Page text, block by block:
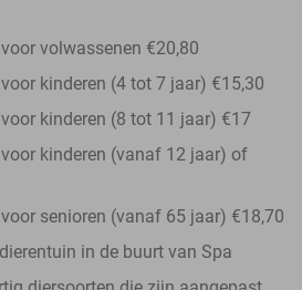
volwassenen €20,80
kinderen (4 tot 7 jaar) €15,30
kinderen (8 tot 11 jaar) €17
kinderen (vanaf 12 jaar) of
senioren (vanaf 65 jaar) €18,70
in de buurt van Spa